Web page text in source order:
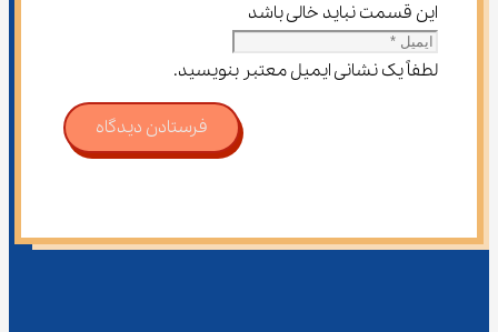
این قسمت نباید خالی باشد
لطفاً یک نشانی ایمیل معتبر بنویسید.
فرستادن دیدگاه